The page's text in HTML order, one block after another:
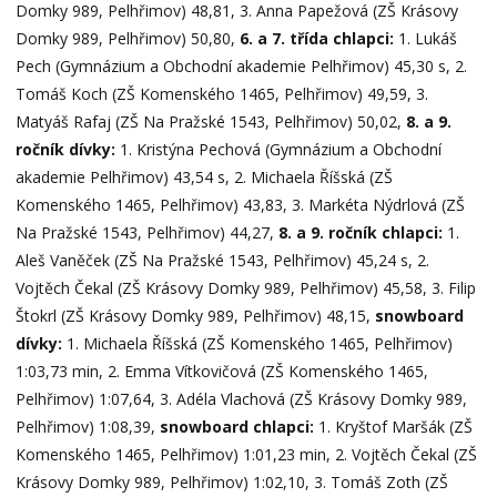
Domky 989, Pelhřimov) 48,81, 3. Anna Papežová (ZŠ Krásovy
Domky 989, Pelhřimov) 50,80, 6. a 7. třída chlapci: 1. Lukáš
Pech (Gymnázium a Obchodní akademie Pelhřimov) 45,30 s, 2.
Tomáš Koch (ZŠ Komenského 1465, Pelhřimov) 49,59, 3.
Matyáš Rafaj (ZŠ Na Pražské 1543, Pelhřimov) 50,02, 8. a 9.
ročník dívky: 1. Kristýna Pechová (Gymnázium a Obchodní
akademie Pelhřimov) 43,54 s, 2. Michaela Říšská (ZŠ
Komenského 1465, Pelhřimov) 43,83, 3. Markéta Nýdrlová (ZŠ
Na Pražské 1543, Pelhřimov) 44,27, 8. a 9. ročník chlapci: 1.
Aleš Vaněček (ZŠ Na Pražské 1543, Pelhřimov) 45,24 s, 2.
Vojtěch Čekal (ZŠ Krásovy Domky 989, Pelhřimov) 45,58, 3. Filip
Štokrl (ZŠ Krásovy Domky 989, Pelhřimov) 48,15, snowboard
dívky: 1. Michaela Říšská (ZŠ Komenského 1465, Pelhřimov)
1:03,73 min, 2. Emma Vítkovičová (ZŠ Komenského 1465,
Pelhřimov) 1:07,64, 3. Adéla Vlachová (ZŠ Krásovy Domky 989,
Pelhřimov) 1:08,39, snowboard chlapci: 1. Kryštof Maršák (ZŠ
Komenského 1465, Pelhřimov) 1:01,23 min, 2. Vojtěch Čekal (ZŠ
Krásovy Domky 989, Pelhřimov) 1:02,10, 3. Tomáš Zoth (ZŠ